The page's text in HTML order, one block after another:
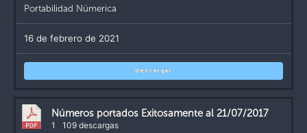
Portabilidad Númerica
16 de febrero de 2021
Descargar
Números portados Exitosamente al 21/07/2017
1 109 descargas